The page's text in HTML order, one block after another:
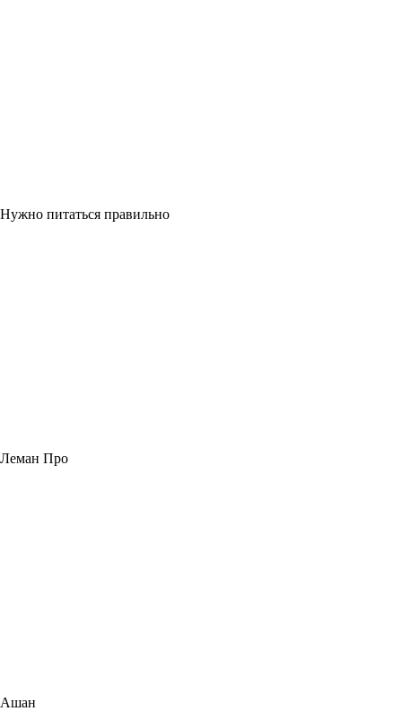
Нужно питаться правильно
Леман Про
Ашан